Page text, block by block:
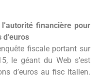
financière pour
fiscale portant sur
le géant du Web s’est
d’euros au fisc italien.